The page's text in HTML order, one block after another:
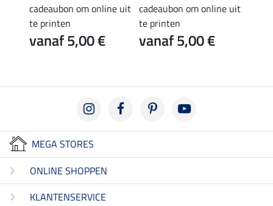
cadeaubon om online uit
te printen
vanaf 5,00 €
cadeaubon om online uit
te printen
vanaf 5,00 €
MEGA STORES
ONLINE SHOPPEN
KLANTENSERVICE